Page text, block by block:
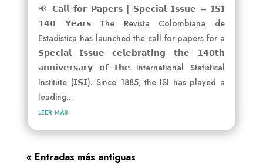
📢 𝗖𝗮𝗹𝗹 𝗳𝗼𝗿 𝗣𝗮𝗽𝗲𝗿𝘀 | 𝗦𝗽𝗲𝗰𝗶𝗮𝗹 𝗜𝘀𝘀𝘂𝗲 – 𝗜𝗦𝗜
𝟭𝟰𝟬 𝗬𝗲𝗮𝗿𝘀 The Revista Colombiana de
Estadistica has launched the call for papers for a
𝗦𝗽𝗲𝗰𝗶𝗮𝗹 𝗜𝘀𝘀𝘂𝗲 𝗰𝗲𝗹𝗲𝗯𝗿𝗮𝘁𝗶𝗻𝗴 𝘁𝗵𝗲 𝟭𝟰𝟬𝘁𝗵
𝗮𝗻𝗻𝗶𝘃𝗲𝗿𝘀𝗮𝗿𝘆 𝗼𝗳 𝘁𝗵𝗲 International Statistical
Institute (𝗜𝗦𝗜). Since 1885, the ISI has played a
leading...
leer más
« Entradas más antiguas